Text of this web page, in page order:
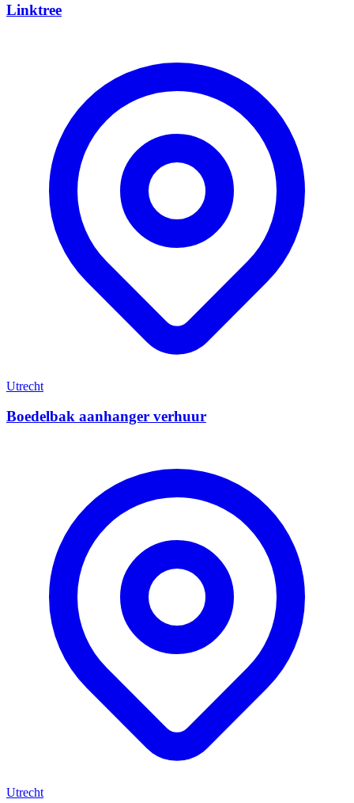
Linktree
Utrecht
Boedelbak aanhanger verhuur
Utrecht